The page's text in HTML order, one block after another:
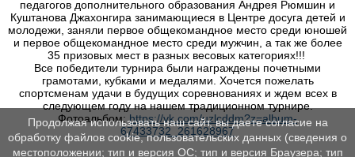
педагогов дополнительного образования Андрея Рюмшин и
Куштанова Джахонгира занимающиеся в Центре досуга детей и
молодежи, заняли первое общекомандное место среди юношей
и первое общекомандное место среди мужчин, а так же более
35 призовых мест в разных весовых категориях!!!
Все победители турнира были награждены почетными
грамотами, кубками и медалями. Хочется пожелать
спортсменам удачи в будущих соревнованиях и ждем всех в
следующем году на нашем традиционном турнире.
Фотоальбом:https://vk.com/uzlcddm?z=album-
67433732_261628967
Продолжая использовать наш сайт, вы даете согласие на
обработку файлов cookie, пользовательских данных (сведения о
местоположении; тип и версия ОС; тип и версия Браузера; тип